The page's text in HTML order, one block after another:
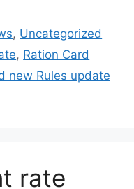
, Uncategorized
, Ration Card
new Rules update
rate